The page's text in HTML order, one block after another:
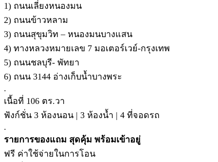
1) ถนนเลี่ยงหนองมน
2) ถนนข้าวหลาม
3) ถนนสุขุมวิท – หนองมนบางแสน
4) ทางหลวงหมายเลข 7 มอเตอร์เวย์-กรุงเทพ
5) ถนนชลบุรี- พัทยา
6) ถนน 3144 อ่างเก็บน้ำบางพระ
.
เนื้อที่ 106 ตร.วา
ฟังก์ชั่น 3 ห้องนอน | 3 ห้องน้ำ | 4 ที่จอดรถ
.
รายการของแถม สุดคุ้ม พร้อมเข้าอยู่
ฟรี ค่าใช้จ่ายในการโอน